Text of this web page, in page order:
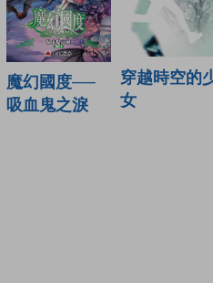
魔幻國度──
吸血鬼之淚
穿越時空的
女